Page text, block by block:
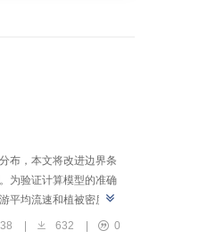
布，本文将改进边界条
为验证计算模型的准确
平均流速和植被密度均
值计算模型可较好地模
| 632 | 0